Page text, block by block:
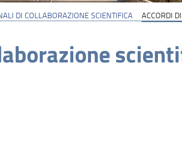
DI COLLABORAZIONE SCIENTIFICA
ACCORDI